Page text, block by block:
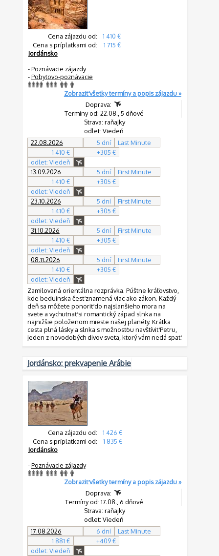
Cena zájazdu od:
1 410 €
Cena s príplatkami od:
1 715 €
Jordánsko
-Poznávacie zájazdy
-Pobytovo-poznávacie
Zobraziť všetky termíny a popis zájazdu »
Doprava:
Termíny od: 22.08., 5 dňové
Strava: raňajky
odlet: Viedeň
22.08.2026
5 dní
Last Minute
1 410 €
+305 €
odlet: Viedeň
13.09.2026
5 dní
First Minute
1 410 €
+305 €
odlet: Viedeň
23.10.2026
5 dní
First Minute
1 410 €
+305 €
odlet: Viedeň
31.10.2026
5 dní
First Minute
1 410 €
+305 €
odlet: Viedeň
08.11.2026
5 dní
First Minute
1 410 €
+305 €
odlet: Viedeň
Zamilovaná orientálna rozprávka. Púštne kráľovstvo,
kde beduínska česť znamená viac ako zákon. Každý
deň sa môžete ponoriť do najslanšieho mora na
svete a vychutnať si romantický západ slnka na
najnižšie položenom mieste našej planéty. Krátka
cesta plná lásky a slnka s možnosťou navštíviť Petru,
jeden z novodobých divov sveta, ktorý vám nedá spať.
Jordánsko: prekvapenie Arábie
Cena zájazdu od:
1 426 €
Cena s príplatkami od:
1 835 €
Jordánsko
-Poznávacie zájazdy
Zobraziť všetky termíny a popis zájazdu »
Doprava:
Termíny od: 17.08., 6 dňové
Strava: raňajky
odlet: Viedeň
17.08.2026
6 dní
Last Minute
1 881 €
+409 €
odlet: Viedeň